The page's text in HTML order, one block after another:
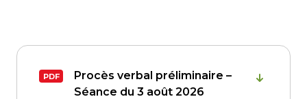
Procès verbal préliminaire –
Séance du 3 août 2026